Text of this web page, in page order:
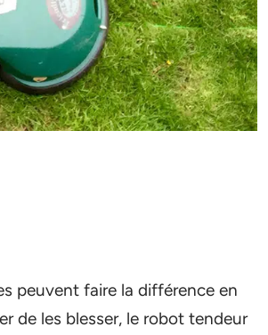
peuvent faire la différence en
de les blesser, le robot tendeur